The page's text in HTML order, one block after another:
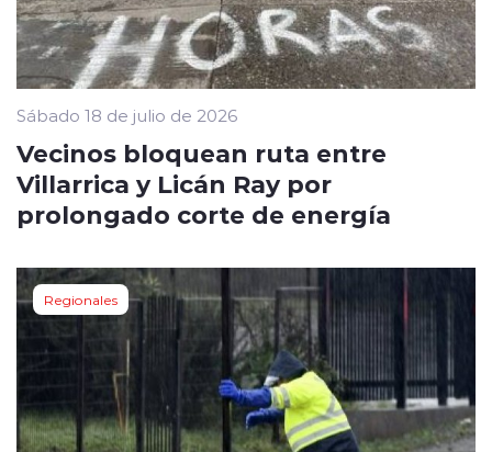
Sábado 18 de julio de 2026
Vecinos bloquean ruta entre
Villarrica y Licán Ray por
prolongado corte de energía
Regionales